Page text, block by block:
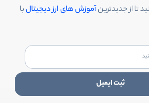
تا از جدیدترینآموزش های ارز دیجیتالبا
ثبت ایمیل